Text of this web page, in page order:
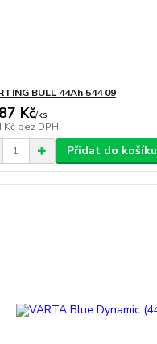
BULL 44Ah 544 09
Kč/ks
Kč bez DPH
Přidat do košíku